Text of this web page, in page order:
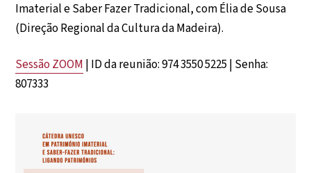
Imaterial e Saber Fazer Tradicional, com Élia de Sousa
(Direção Regional da Cultura da Madeira).
Sessão ZOOM | ID da reunião: 974 3550 5225 | Senha:
807333